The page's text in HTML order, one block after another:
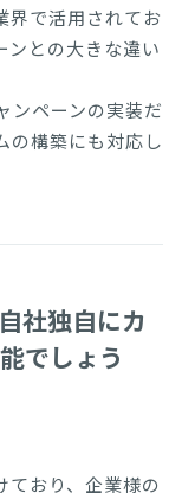
界で活用されてお
ンとの大きな違い
ペーンの実装だ
の構築にも対応し
社独自にカ
でしょう
ており、企業様の